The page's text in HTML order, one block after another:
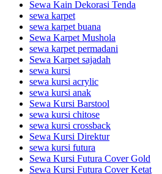
Sewa Kain Dekorasi Tenda
sewa karpet
sewa karpet buana
Sewa Karpet Mushola
sewa karpet permadani
Sewa Karpet sajadah
sewa kursi
sewa kursi acrylic
sewa kursi anak
Sewa Kursi Barstool
sewa kursi chitose
sewa kursi crossback
Sewa Kursi Direktur
sewa kursi futura
Sewa Kursi Futura Cover Gold
Sewa Kursi Futura Cover Ketat